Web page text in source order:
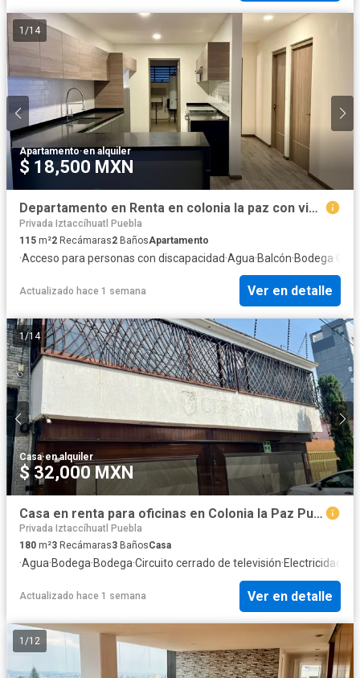
1 /14
Apartamento·en alquiler
$ 18,500 MXN
Departamento en Renta en colonia la paz con vista a la ciudad
Privada Iztaccíhuatl Puebla
115 m²2 Recámaras2 BañosApartamento
·Acceso para personas con discapacidad·Agua·Balcón·Bodega·
Actualizado hace 1 semana Ver en detalle
1/14
Casa·en alquiler
$ 32,000 MXN
Casa en renta para oficinas en Colonia la Paz Puebla
Privada Iztaccíhuatl Puebla
180 m²3 Recámaras3 BañosCasa
·Agua·Bodega·Bodega·Circuito cerrado de televisión·Electricidad
Actualizado hace 1 semana Ver en detalle
1 /12